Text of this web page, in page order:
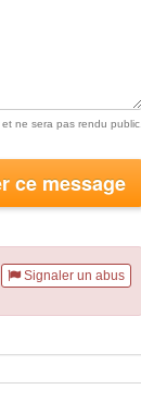
ne sera pas rendu public.
ce message
Signaler un abus